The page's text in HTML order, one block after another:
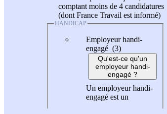
comptant moins de 4 candidatures
(dont France Travail est informé)
HANDICAP
Employeur handi-
engagé (3)
Qu'est-ce qu'un
employeur handi-
engagé ?
Un employeur handi-
engagé est un